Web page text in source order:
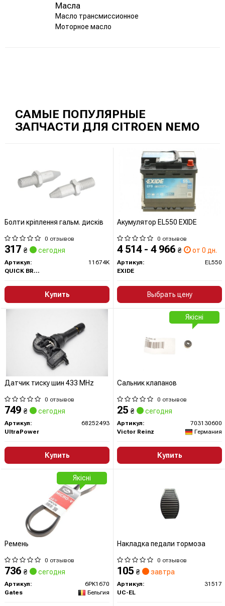
Масла
Масло трансмиссионное
Моторное масло
САМЫЕ ПОПУЛЯРНЫЕ
ЗАПЧАСТИ ДЛЯ CITROEN NEMO
Болти кріплення гальм. дисків
0 отзывов
317 ₴ сегодня
Артикул:
11674K
QUICK BRAKE
Купить
Акумулятор EL550 EXIDE
0 отзывов
4 514 - 4 966 ₴ от 0 дн.
Артикул:
EL550
EXIDE
Выбрать цену
Датчик тиску шин 433 MHz
0 отзывов
749 ₴ сегодня
Артикул:
68252493
UltraPower
Купить
Сальник клапанов
0 отзывов
25 ₴ сегодня
Артикул:
703130600
Victor Reinz
Германия
Купить
Якісні
Ремень
0 отзывов
736 ₴ сегодня
Артикул:
6PK1670
Gates
Бельгия
Якісні
Накладка педали тормоза
0 отзывов
105 ₴ завтра
Артикул:
31517
UC-EL